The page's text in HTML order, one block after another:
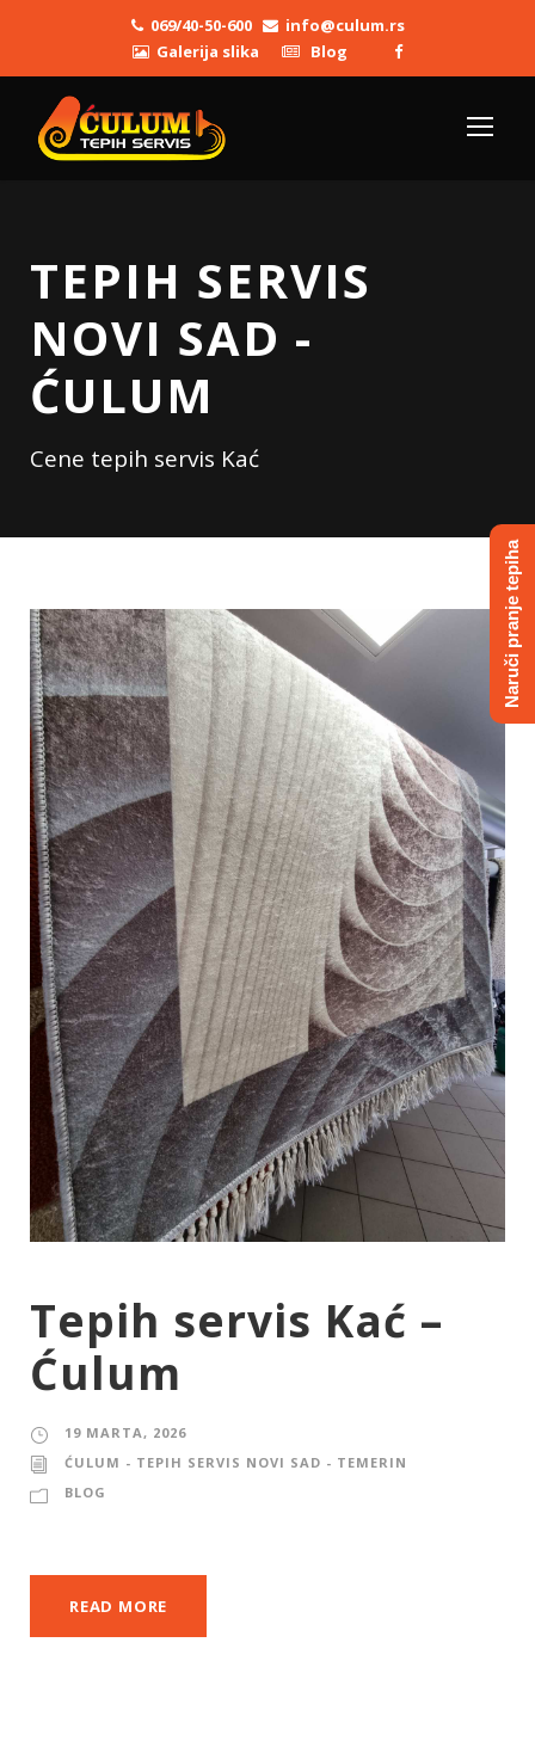
069/40-50-600
info@culum.rs
Galerija slika
Blog
TEPIH SERVIS
NOVI SAD -
ĆULUM
Cene tepih servis Kać
Tepih servis Kać –
Ćulum
19 MARTA, 2026
ĆULUM - TEPIH SERVIS NOVI SAD - TEMERIN
BLOG
READ MORE
Naruči pranje tepiha